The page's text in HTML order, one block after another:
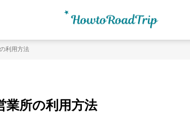
利用方法
業所の利用方法